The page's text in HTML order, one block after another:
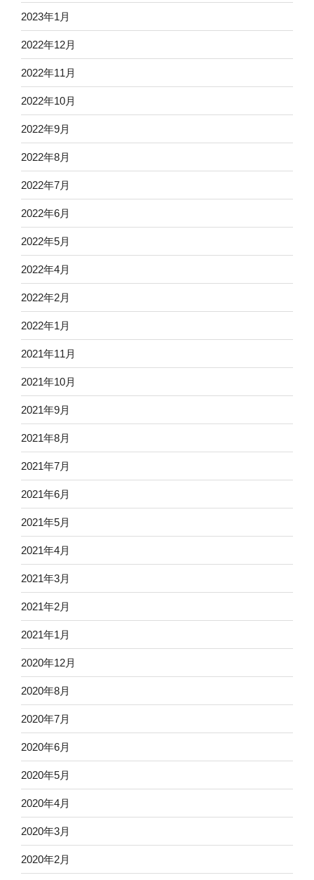
2023年1月
2022年12月
2022年11月
2022年10月
2022年9月
2022年8月
2022年7月
2022年6月
2022年5月
2022年4月
2022年2月
2022年1月
2021年11月
2021年10月
2021年9月
2021年8月
2021年7月
2021年6月
2021年5月
2021年4月
2021年3月
2021年2月
2021年1月
2020年12月
2020年8月
2020年7月
2020年6月
2020年5月
2020年4月
2020年3月
2020年2月